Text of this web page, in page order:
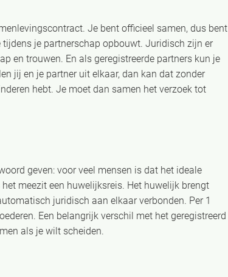
Je bent officieel samen, dus bent
je partnerschap opbouwt. Juridisch zijn er
en trouwen. En als geregistreerde partners kun je
jij en je partner uit elkaar, dan kan dat zonder
hebt. Je moet dan samen het verzoek tot
geven: voor veel mensen is dat het ideale
meezit een huwelijksreis. Het huwelijk brengt
juridisch aan elkaar verbonden. Per 1
Een belangrijk verschil met het geregistreerd
als je wilt scheiden.